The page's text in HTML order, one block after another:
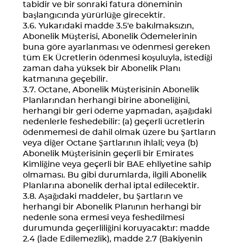
tabidir ve bir sonraki fatura döneminin
başlangıcında yürürlüğe girecektir.
Yukarıdaki madde 3.5'e bakılmaksızın,
Abonelik Müşterisi, Abonelik Ödemelerinin
buna göre ayarlanması ve ödenmesi gereken
tüm Ek Ücretlerin ödenmesi koşuluyla, istediği
zaman daha yüksek bir Abonelik Planı
katmanına geçebilir.
Octane, Abonelik Müşterisinin Abonelik
Planlarından herhangi birine aboneliğini,
herhangi bir geri ödeme yapmadan, aşağıdaki
nedenlerle feshedebilir: (a) geçerli ücretlerin
ödenmemesi de dahil olmak üzere bu Şartların
veya diğer Octane Şartlarının ihlali; veya (b)
Abonelik Müşterisinin geçerli bir Emirates
Kimliğine veya geçerli bir BAE ehliyetine sahip
olmaması. Bu gibi durumlarda, ilgili Abonelik
Planlarına abonelik derhal iptal edilecektir.
Aşağıdaki maddeler, bu Şartların ve
herhangi bir Abonelik Planının herhangi bir
nedenle sona ermesi veya feshedilmesi
durumunda geçerliliğini koruyacaktır: madde
2.4 (İade Edilemezlik), madde 2.7 (Bakiyenin